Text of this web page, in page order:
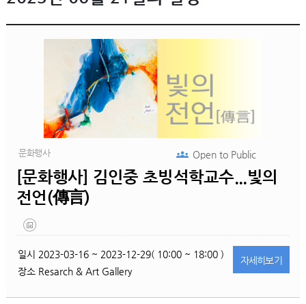
문화행사
[문화행사] 김인중 초빙석학교수...빛의
전언(傳言)
Open toPublic
일시 2023-03-16 ~ 2023-12-29( 10:00 ~ 18:00 )
장소 Resarch & Art Gallery
자세히보기